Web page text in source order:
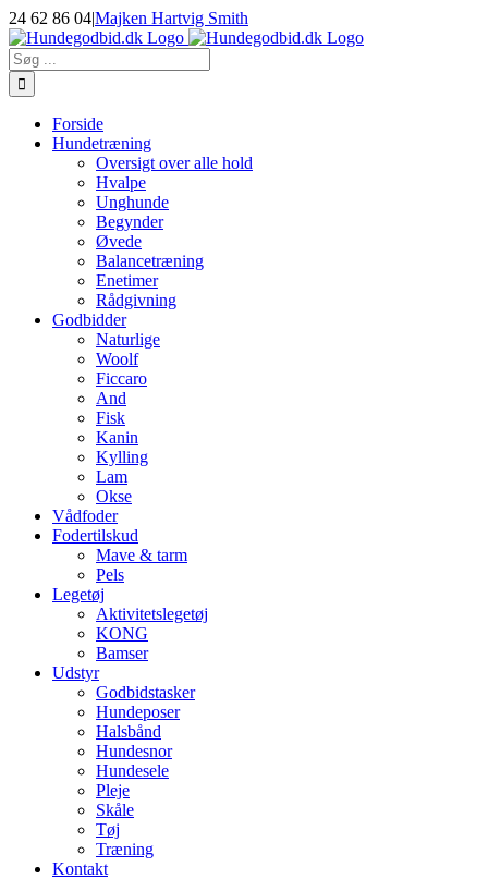
Skip
to
content
24 62 86 04|Majken Hartvig Smith
Facebook
Instagram
E-
mail
Søg
efter:
Forside
Hundetræning
Oversigt over alle hold
Hvalpe
Unghunde
Begynder
Øvede
Balancetræning
Enetimer
Rådgivning
Godbidder
Naturlige
Woolf
Ficcaro
And
Fisk
Kanin
Kylling
Lam
Okse
Vådfoder
Fodertilskud
Mave & tarm
Pels
Legetøj
Aktivitetslegetøj
KONG
Bamser
Udstyr
Godbidstasker
Hundeposer
Halsbånd
Hundesnor
Hundesele
Pleje
Skåle
Tøj
Træning
Kontakt